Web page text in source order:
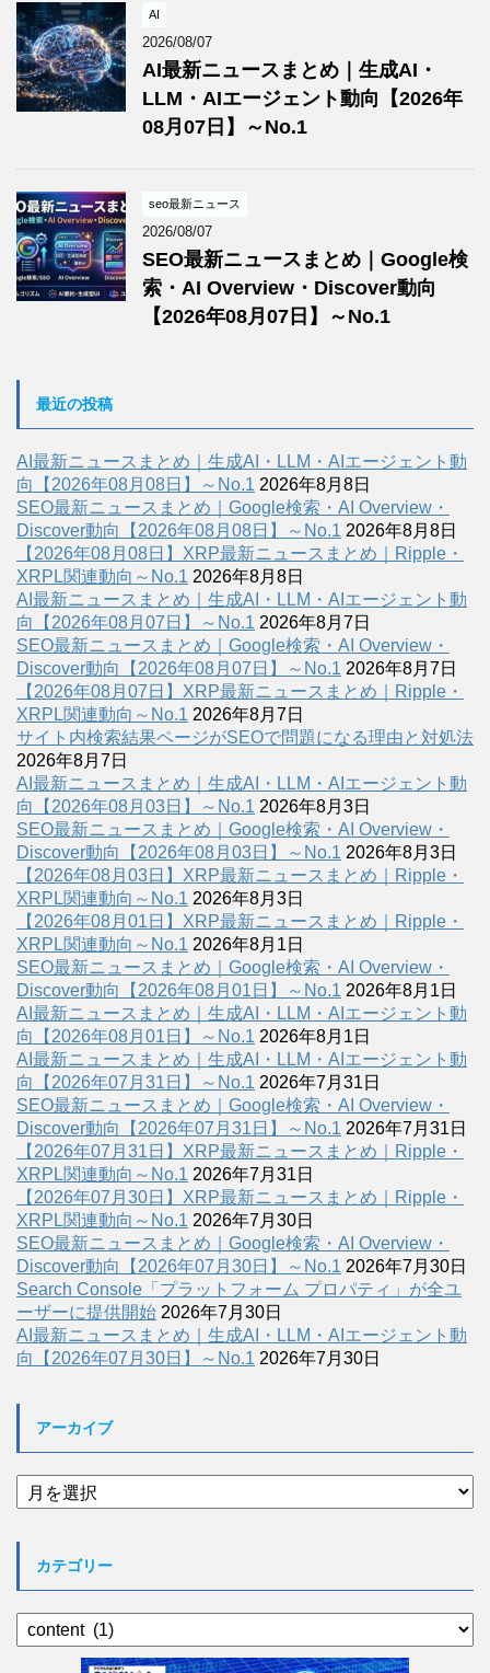
AI
2026/08/07
AI最新ニュースまとめ｜生成AI・
LLM・AIエージェント動向【2026年
08月07日】～No.1
seo最新ニュース
2026/08/07
SEO最新ニュースまとめ｜Google検
索・AI Overview・Discover動向
【2026年08月07日】～No.1
最近の投稿
AI最新ニュースまとめ｜生成AI・LLM・AIエージェント動
向【2026年08月08日】～No.1 2026年8月8日
SEO最新ニュースまとめ｜Google検索・AI Overview・
Discover動向【2026年08月08日】～No.1 2026年8月8日
【2026年08月08日】XRP最新ニュースまとめ｜Ripple・
XRPL関連動向～No.1 2026年8月8日
AI最新ニュースまとめ｜生成AI・LLM・AIエージェント動
向【2026年08月07日】～No.1 2026年8月7日
SEO最新ニュースまとめ｜Google検索・AI Overview・
Discover動向【2026年08月07日】～No.1 2026年8月7日
【2026年08月07日】XRP最新ニュースまとめ｜Ripple・
XRPL関連動向～No.1 2026年8月7日
サイト内検索結果ページがSEOで問題になる理由と対処法
2026年8月7日
AI最新ニュースまとめ｜生成AI・LLM・AIエージェント動
向【2026年08月03日】～No.1 2026年8月3日
SEO最新ニュースまとめ｜Google検索・AI Overview・
Discover動向【2026年08月03日】～No.1 2026年8月3日
【2026年08月03日】XRP最新ニュースまとめ｜Ripple・
XRPL関連動向～No.1 2026年8月3日
【2026年08月01日】XRP最新ニュースまとめ｜Ripple・
XRPL関連動向～No.1 2026年8月1日
SEO最新ニュースまとめ｜Google検索・AI Overview・
Discover動向【2026年08月01日】～No.1 2026年8月1日
AI最新ニュースまとめ｜生成AI・LLM・AIエージェント動
向【2026年08月01日】～No.1 2026年8月1日
AI最新ニュースまとめ｜生成AI・LLM・AIエージェント動
向【2026年07月31日】～No.1 2026年7月31日
SEO最新ニュースまとめ｜Google検索・AI Overview・
Discover動向【2026年07月31日】～No.1 2026年7月31日
【2026年07月31日】XRP最新ニュースまとめ｜Ripple・
XRPL関連動向～No.1 2026年7月31日
【2026年07月30日】XRP最新ニュースまとめ｜Ripple・
XRPL関連動向～No.1 2026年7月30日
SEO最新ニュースまとめ｜Google検索・AI Overview・
Discover動向【2026年07月30日】～No.1 2026年7月30日
Search Console「プラットフォーム プロパティ」が全ユ
ーザーに提供開始 2026年7月30日
AI最新ニュースまとめ｜生成AI・LLM・AIエージェント動
向【2026年07月30日】～No.1 2026年7月30日
アーカイブ
ア
ー
カテゴリー
カ
テ